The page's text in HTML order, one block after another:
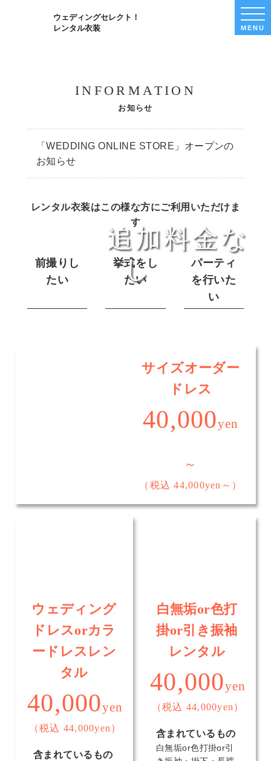
ウェディングセレクト！
レンタル衣装
MENU
ドレス・着物一律価格でレンタル
どれを選んでも
追加料金な
し
INFORMATION
お知らせ
「WEDDING ONLINE STORE」オープンの
お知らせ
レンタル衣装はこの様な方にご利用いただけま
す
前撮りし
たい
挙式をし
たい
パーティ
を行いた
い
サイズオーダー
ドレス
40,000yen
～
（税込 44,000yen～）
ウェディング
ドレスorカラ
ードレスレン
タル
40,000yen
（税込 44,000yen）
含まれているもの
白無垢or色打
掛or引き振袖
レンタル
40,000yen
（税込 44,000yen）
含まれているもの
白無垢or色打掛or引